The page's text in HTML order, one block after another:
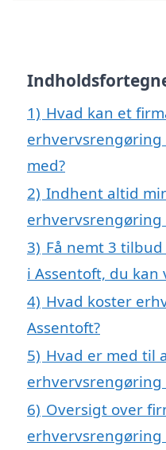
1) Hvad kan et
med?
2) Indhent altid
erhvervsrengøring
3) Få nemt 3
i Assentoft, du
4) Hvad koster
Assentoft?
5) Hvad er med til
erhvervsrengøring
6) Oversigt over
erhvervsrengøring